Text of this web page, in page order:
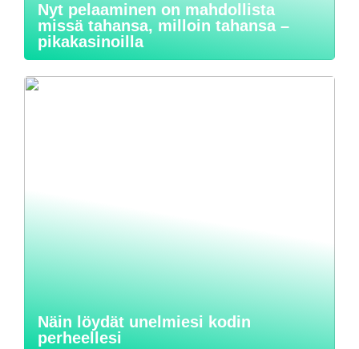
Nyt pelaaminen on mahdollista
missä tahansa, milloin tahansa –
pikakasinoilla
Näin löydät unelmiesi kodin
perheellesi